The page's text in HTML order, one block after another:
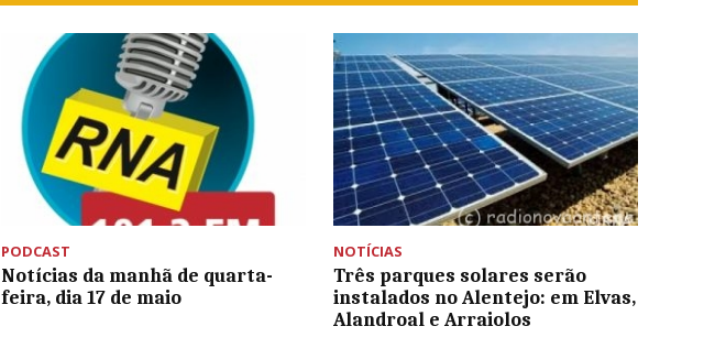
PODCAST
Notícias da manhã de quarta-
feira, dia 17 de maio
NOTÍCIAS
Três parques solares serão
instalados no Alentejo: em Elvas,
Alandroal e Arraiolos